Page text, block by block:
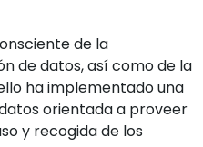
de la
de datos, así como de la
ha implementado una
orientada a proveer
y recogida de los